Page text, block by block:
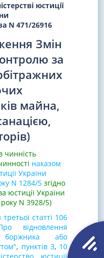
юстиції
N 471/26916
Змін
за
майна,
чинність
наказом
України
N 1284/5 згідно
юстиції України
N 3928/5)
статті 106
відновлення
боржника або
, пунктів 3, 10